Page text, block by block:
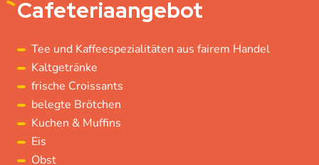
Cafeteriaangebot
Tee und Kaffeespezialitäten aus fairem Handel
Kaltgetränke
frische Croissants
belegte Brötchen
Kuchen & Muffins
Eis
Obst